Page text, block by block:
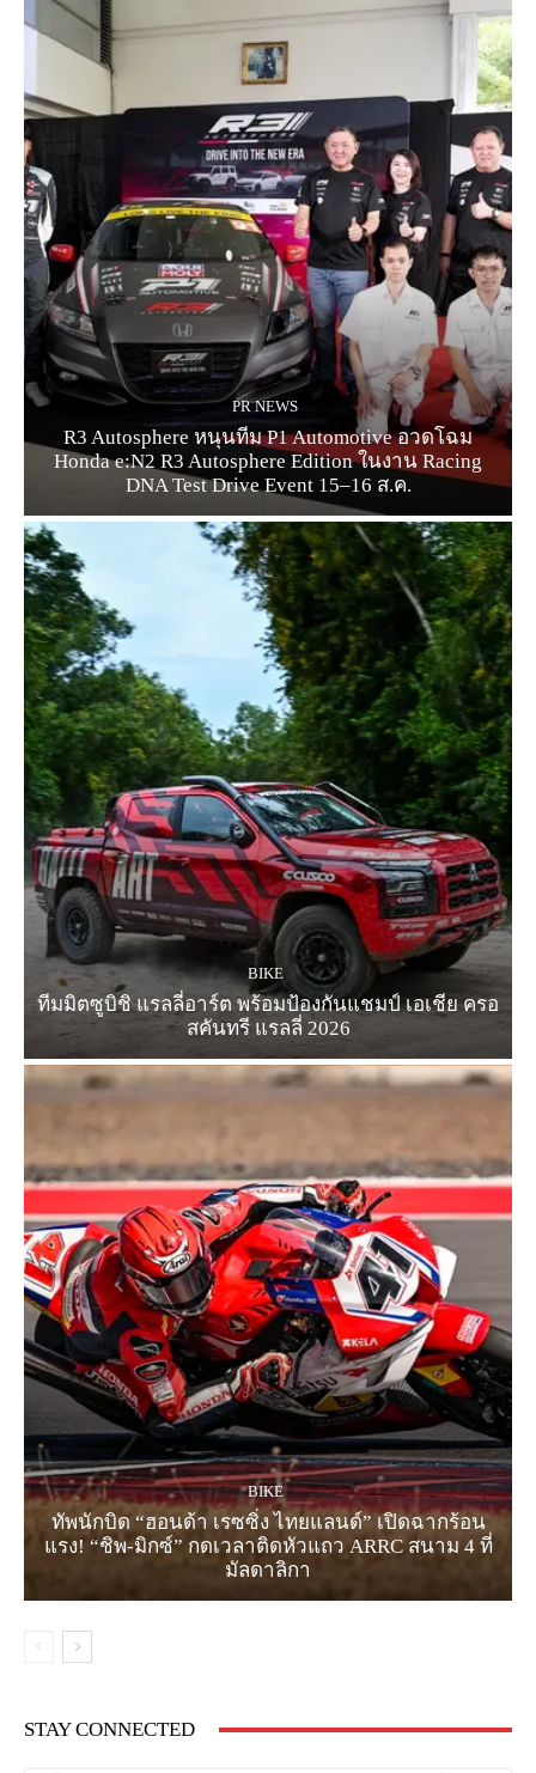
PR NEWS
R3 Autosphere หนุนทีม P1 Automotive อวดโฉม
Honda e:N2 R3 Autosphere Edition ในงาน Racing
DNA Test Drive Event 15–16 ส.ค.
BIKE
ทีมมิตซูบิชิ แรลลี่อาร์ต พร้อมป้องกันแชมป์ เอเชีย ครอ
สคันทรี แรลลี่ 2026
BIKE
ทัพนักบิด “ฮอนด้า เรซซิ่ง ไทยแลนด์” เปิดฉากร้อน
แรง! “ชิพ-มิกซ์” กดเวลาติดหัวแถว ARRC สนาม 4 ที่
มัลดาลิกา
STAY CONNECTED